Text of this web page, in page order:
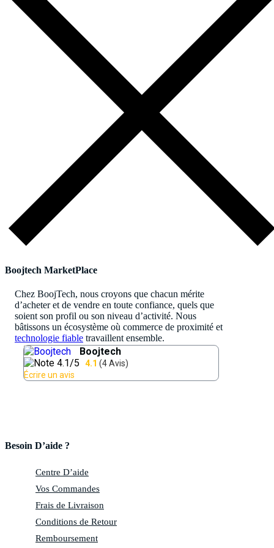
Boojtech MarketPlace
Chez BoojTech, nous croyons que chacun mérite
d’acheter et de vendre en toute confiance, quels que
soient son profil ou son niveau d’activité. Nous
bâtissons un écosystème où commerce de proximité et
technologie fiable travaillent ensemble.
Besoin D’aide ?
Centre D’aide
Vos Commandes
Frais de Livraison
Conditions de Retour
Remboursement